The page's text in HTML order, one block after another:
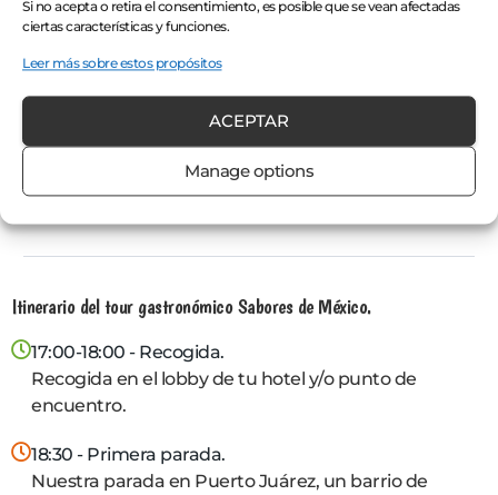
Si no acepta o retira el consentimiento, es posible que se vean afectadas
ciertas características y funciones.
Leer más sobre estos propósitos
ACEPTAR
Manage options
Alimentos y bebidas adicionales (disponibles para
Transporte desde Playa del Carmen, Puerto Morelos
y Riviera Maya, pero podemos pasar a buscarlo a un
precio de $15 por persona, pagadero al momento de
la recogida (Ida y vuelta).
Propinas para el guía (Opcional).
No accesible para sillas de ruedas.
Itinerario del tour gastronómico Sabores de México.
17:00-18:00 - Recogida.
Recogida en el lobby de tu hotel y/o punto de
encuentro.
18:30 - Primera parada.
Nuestra parada en Puerto Juárez, un barrio de